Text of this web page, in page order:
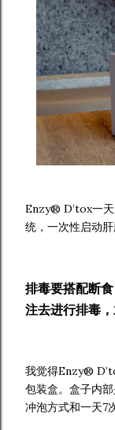
Enzy® D’tox一
统，一次性启动
排毒要搭配断
注去进行排毒，
我觉得Enzy®
包装盒。盒子内
冲泡方式和一天